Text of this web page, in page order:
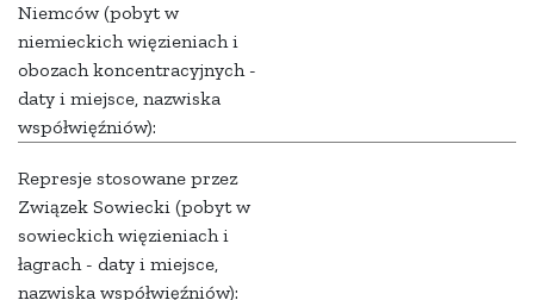
Niemców (pobyt w
niemieckich więzieniach i
obozach koncentracyjnych -
daty i miejsce, nazwiska
współwięźniów):
Represje stosowane przez
Związek Sowiecki (pobyt w
sowieckich więzieniach i
łagrach - daty i miejsce,
nazwiska współwięźniów):